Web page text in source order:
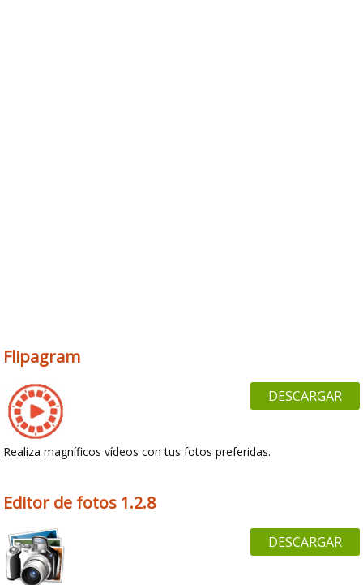
Flipagram
DESCARGAR
Realiza magníficos vídeos con tus fotos preferidas.
Editor de fotos 1.2.8
DESCARGAR